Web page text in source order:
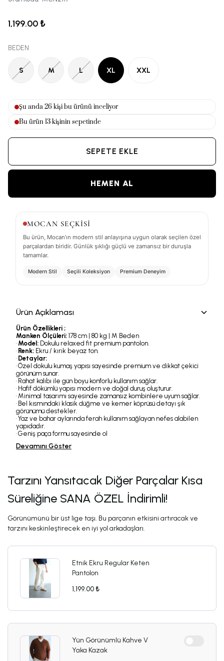
1,199.00 ₺
BEDEN
S M L XL XXL
Şu anda26kişi bu ürünü inceliyor
Bu ürün13kişinin sepetinde
SEPETE EKLE
HEMEN AL
MOCAN SEÇKİSİ
Bu ürün, Mocan’ın modern stil anlayışına uygun olarak seçilen özel
parçalardan biridir. Günlük şıklığı güçlü ve zamansız bir duruşla
tamamlar.
Modern Stil Seçili Koleksiyon Premium Deneyim
Ürün Açıklaması
Ürün Özellikleri ;
Manken Ölçüleri: 178 cm | 80 kg | M Beden
• Model: Dokulu relaxed fit premium pantolon.
• Renk: Ekru / kırık beyaz ton.
• Detaylar:
• Özel dokulu kumaş yapısı sayesinde premium ve dikkat çekici
görünüm sunar.
• Rahat kalıbı ile gün boyu konforlu kullanım sağlar.
• Hafif dökümlü yapısı modern ve doğal duruş oluşturur.
• Minimal tasarımı sayesinde zamansız kombinlere uyum sağlar.
• Bel kısmındaki klasik düğme ve kemer köprüsü detayı şık
görünümü destekler.
• Yaz ve bahar aylarında ferah kullanım sağlayan nefes alabilen
yapıdadır.
• Geniş paça formu sayesinde ol
Devamını Göster
Tarzını Yansıtacak Diğer Parçalar Kısa
Süreliğine SANA ÖZEL İndirimli!
Görünümünü bir üst lige taşı. Bu parçanın etkisini artıracak ve
tarzını keskinleştirecek en iyi yol arkadaşları.
Etnik Ekru Regular Keten
Pantolon
1,199.00 ₺
Yün Görünümlü Kahve V
Yaka Kazak